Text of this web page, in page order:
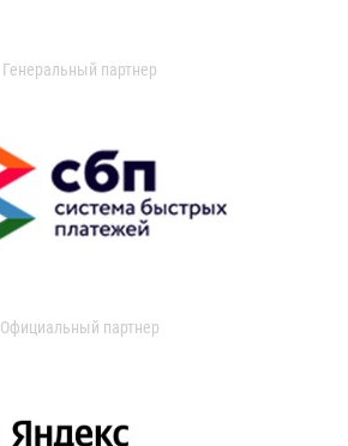
Генеральный партнер
Официальный партнер